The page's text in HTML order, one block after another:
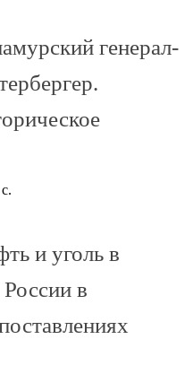
генерал-
и уголь в
России в